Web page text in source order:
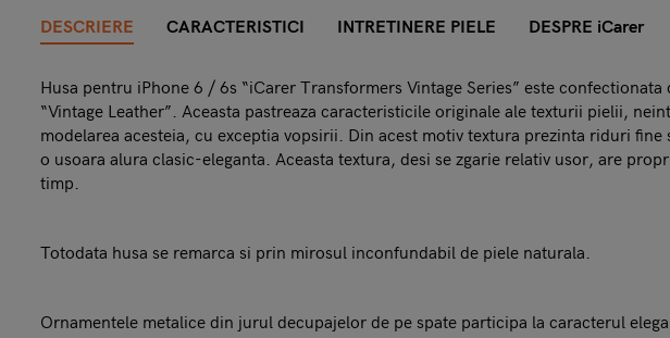
DESCRIERE CARACTERISTICI INTRETINERE PIELE DESPRE iCarer
Husa pentru iPhone 6 / 6s “iCarer Transformers Vintage Series” este
“Vintage Leather”. Aceasta pastreaza caracteristicile originale ale texturii pielii,
modelarea acesteia, cu exceptia vopsirii. Din acest motiv textura prezinta riduri
o usoara alura clasic-eleganta. Aceasta textura, desi se zgarie relativ usor, are
timp.
Totodata husa se remarca si prin mirosul inconfundabil de piele naturala.
Ornamentele metalice din jurul decupajelor de pe spate participa la caracterul